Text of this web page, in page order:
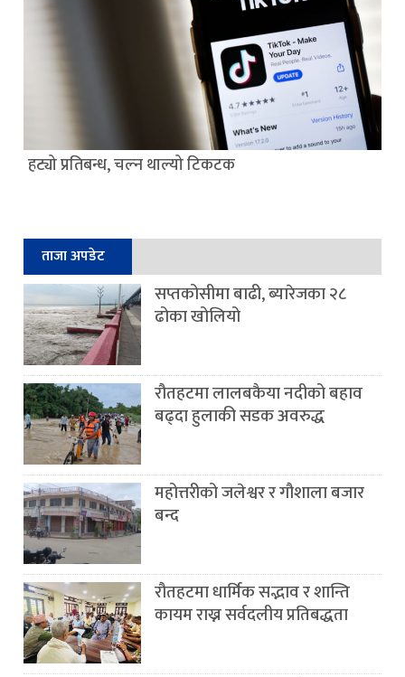
हट्यो प्रतिबन्ध, चल्न थाल्यो टिकटक
ताजा अपडेट
सप्तकोसीमा बाढी, ब्यारेजका २८
ढोका खोलियो
रौतहटमा लालबकैया नदीको बहाव
बढ्दा हुलाकी सडक अवरुद्ध
महोत्तरीको जलेश्वर र गौशाला बजार
बन्द
रौतहटमा धार्मिक सद्भाव र शान्ति
कायम राख्न सर्वदलीय प्रतिबद्धता